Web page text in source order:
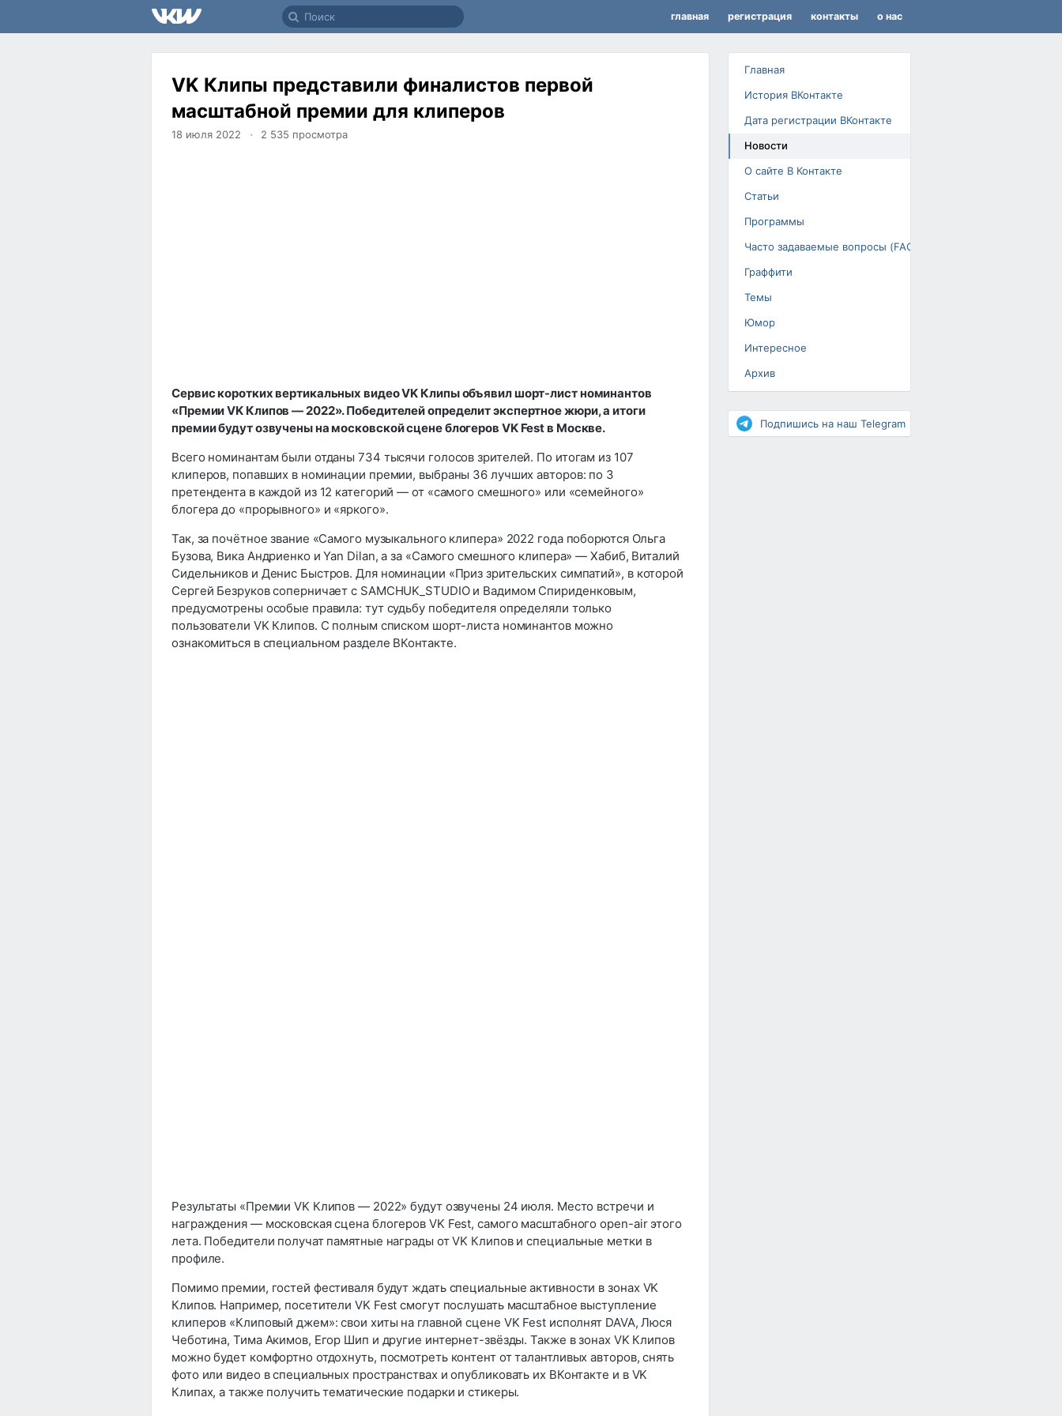
главная регистрация контакты о нас
Главная
История ВКонтакте
Дата регистрации ВКонтакте
Новости
О сайте В Контакте
Статьи
Программы
Часто задаваемые вопросы (FAQ)
Граффити
Темы
Юмор
Интересное
Архив
Повышение рейтинга
Подпишись на наш Telegram
VK Клипы представили финалистов первой
масштабной премии для клиперов
18 июля 2022 2 535 просмотра
Сервис коротких вертикальных видео VK Клипы объявил шорт-лист номинантов
«Премии VK Клипов — 2022». Победителей определит экспертное жюри, а итоги
премии будут озвучены на московской сцене блогеров VK Fest в Москве.
Всего номинантам были отданы 734 тысячи голосов зрителей. По итогам из 107
клиперов, попавших в номинации премии, выбраны 36 лучших авторов: по 3
претендента в каждой из 12 категорий — от «самого смешного» или «семейного»
блогера до «прорывного» и «яркого».
Так, за почётное звание «Самого музыкального клипера» 2022 года поборются Ольга
Бузова, Вика Андриенко и Yan Dilan, а за «Самого смешного клипера» — Хабиб, Виталий
Сидельников и Денис Быстров. Для номинации «Приз зрительских симпатий», в которой
Сергей Безруков соперничает с SAMCHUK_STUDIO и Вадимом Спириденковым,
предусмотрены особые правила: тут судьбу победителя определяли только
пользователи VK Клипов. С полным списком шорт-листа номинантов можно
ознакомиться в специальном разделе ВКонтакте.
Результаты «Премии VK Клипов — 2022» будут озвучены 24 июля. Место встречи и
награждения — московская сцена блогеров VK Fest, самого масштабного open-air этого
лета. Победители получат памятные награды от VK Клипов и специальные метки в
профиле.
Помимо премии, гостей фестиваля будут ждать специальные активности в зонах VK
Клипов. Например, посетители VK Fest смогут послушать масштабное выступление
клиперов «Клиповый джем»: свои хиты на главной сцене VK Fest исполнят DAVA, Люся
Чеботина, Тима Акимов, Егор Шип и другие интернет-звёзды. Также в зонах VK Клипов
можно будет комфортно отдохнуть, посмотреть контент от талантливых авторов, снять
фото или видео в специальных пространствах и опубликовать их ВКонтакте и в VK
Клипах, а также получить тематические подарки и стикеры.